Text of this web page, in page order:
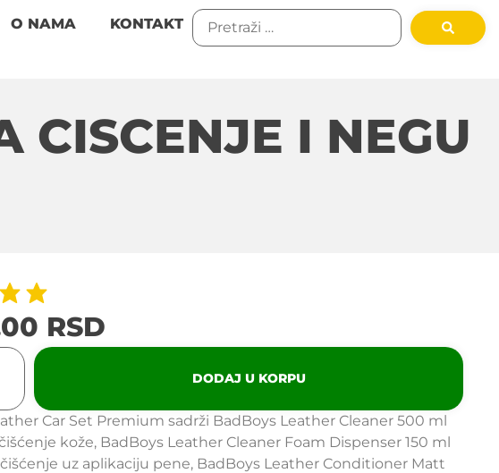
O NAMA KONTAKT
CISCENJE I NEGU
RSD
DODAJ U KORPU
Car Set Premium sadrži BadBoys Leather Cleaner 500 ml
kože, BadBoys Leather Cleaner Foam Dispenser 150 ml
uz aplikaciju pene, BadBoys Leather Conditioner Matt